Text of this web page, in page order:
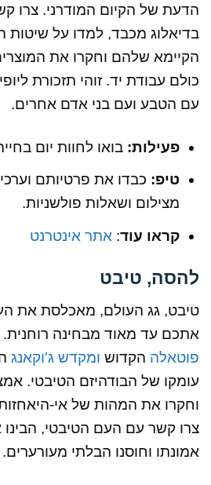
הדעת של הקיום המודרני. צרו
בדיאלוג מכבד, למדו על שיטות
הקיימא שלהם וחקרו את
כולם עבודת יד. זוהי תזכורת
עם הטבע ועם בני אדם אחרים.
פעילות: בואו לחוות יום
טיפ: כבדו את פרטיותם
מצילום ושאלות פולשניות.
קראו עוד: אתר אינטרנט
להסה, טיבט
טיבט, גג העולם, מאכלסת את
אתכם עד מאוד מבחינה רוחנית.
פוטאלה הקדוש ומקדש ג'וקאנג
עומקו של הבודהיזם הטיבטי.
וחקרו את המהות של אי-
צרו קשר עם העם הטיבטי, הבינו
אמונתו וחוסנו הבלתי מעורערים.